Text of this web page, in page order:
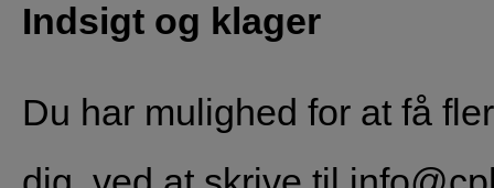
Indsigt og klager
Du har mulighed for at få